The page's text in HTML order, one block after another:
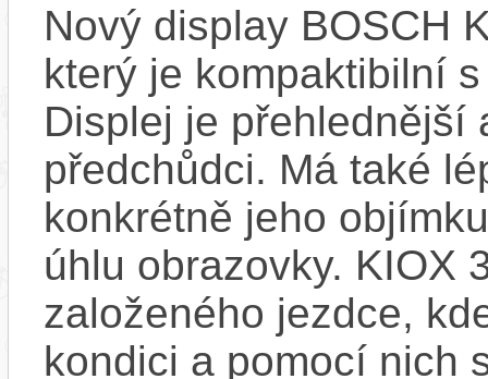
Nový display BOSCH
který je kompaktibilní
Displej je přehlednější
předchůdci. Má také
konkrétně jeho
úhlu obrazovky. KIOX
založeného jezdce,
kondici a pomocí nich